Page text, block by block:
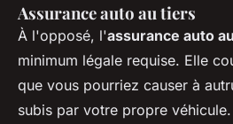
Assurance auto au tiers
À l'opposé, l'assurance auto
minimum légale requise. Elle
que vous pourriez causer à
subis par votre propre